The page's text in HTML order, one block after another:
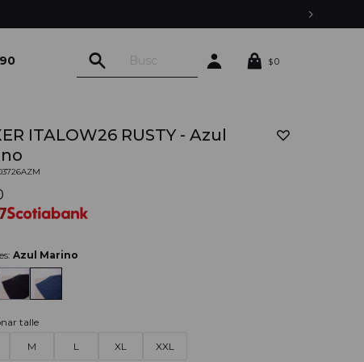
$0
ITALOW26 RUSTY - Azul
Azul Marino
talle
M L XL XXL